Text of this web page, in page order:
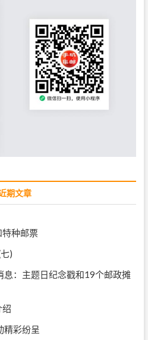
期文章
种邮票
)
：主题日纪念戳和19个邮政摊
精彩纷呈